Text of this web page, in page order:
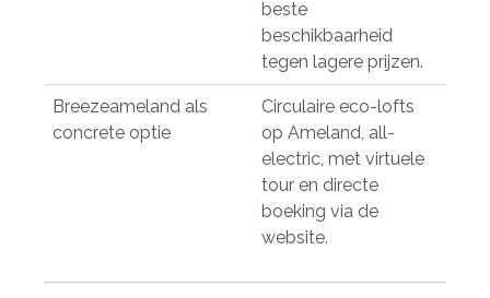
beste
beschikbaarheid
tegen lagere prijzen.
Breezeameland als
concrete optie
Circulaire eco-lofts
op Ameland, all-
electric, met virtuele
tour en directe
boeking via de
website.